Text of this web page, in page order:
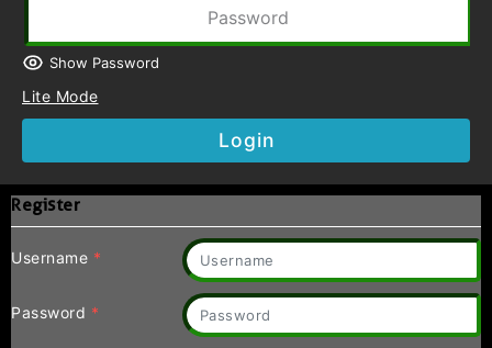
Show Password
Lite Mode
Login
Register
Username *
Password *